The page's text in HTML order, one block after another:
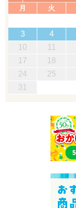
月 火
3
4
10
11
17
18
24
25
31